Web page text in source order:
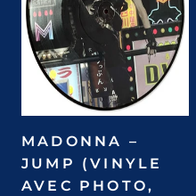
MADONNA –
JUMP (VINYLE
AVEC PHOTO,